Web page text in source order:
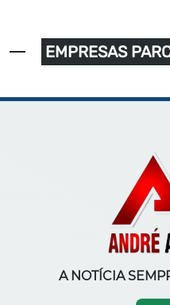
EMPRESAS
A NOTÍCIA